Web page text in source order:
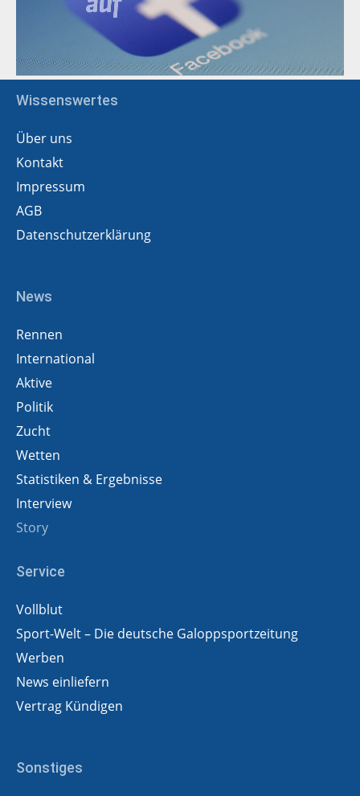
Wissenswertes
Über uns
Kontakt
Impressum
AGB
Datenschutzerklärung
News
Rennen
International
Aktive
Politik
Zucht
Wetten
Statistiken & Ergebnisse
Interview
Story
Service
Vollblut
Sport-Welt – Die deutsche Galoppsportzeitung
Werben
News einliefern
Vertrag Kündigen
Sonstiges